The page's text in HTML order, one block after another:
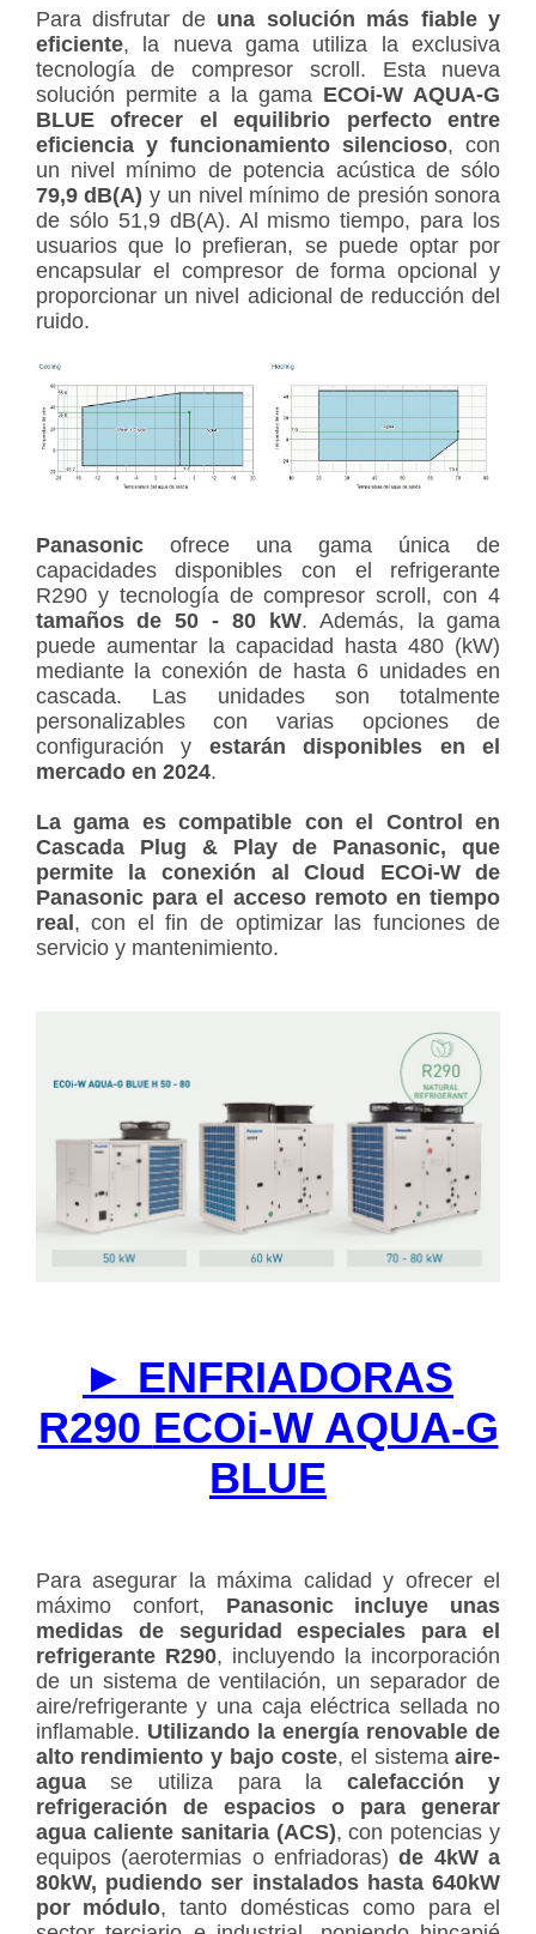
Para disfrutar de una solución más fiable y
eficiente, la nueva gama utiliza la exclusiva
tecnología de compresor scroll. Esta nueva
solución permite a la gama ECOi-W AQUA-G
BLUE ofrecer el equilibrio perfecto entre
eficiencia y funcionamiento silencioso, con
un nivel mínimo de potencia acústica de sólo
79,9 dB(A) y un nivel mínimo de presión sonora
de sólo 51,9 dB(A). Al mismo tiempo, para los
usuarios que lo prefieran, se puede optar por
encapsular el compresor de forma opcional y
proporcionar un nivel adicional de reducción del
ruido.
Panasonicofrece una gama única de
capacidades disponibles con el refrigerante
R290 y tecnología de compresor scroll, con 4
tamaños de 50 - 80 kW. Además, la gama
puede aumentar la capacidad hasta 480 (kW)
mediante la conexión de hasta 6 unidades en
cascada. Las unidades son totalmente
personalizables con varias opciones de
configuración y estarán disponibles en el
mercado en 2024.
La gama es compatible con el Control en
Cascada Plug & Play de Panasonic, que
permite la conexión al Cloud ECOi-W de
Panasonic para el acceso remoto en tiempo
real , con el fin de optimizar las funciones de
servicio y mantenimiento.
► ENFRIADORAS
R290 ECOi-W AQUA-G
BLUE
Para asegurar la máxima calidad y ofrecer el
máximo confort, Panasonic incluye unas
medidas de seguridad especiales
para el
refrigerante R290, incluyendo la incorporación
de un sistema de ventilación, un separador de
aire/refrigerante y una caja eléctrica sellada no
inflamable. Utilizando la energía renovable de
alto rendimiento y bajo coste, el sistemaaire-
aguase utiliza para la calefacción y
refrigeración de espacios o para generar
agua caliente sanitaria (ACS), con potencias y
equipos (aerotermias o enfriadoras)de 4kW a
80kW, pudiendo ser instalados hasta 640kW
por módulo, tanto domésticas como para el